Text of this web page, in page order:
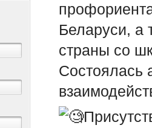
Беларуси, а
страны со
Состоялась